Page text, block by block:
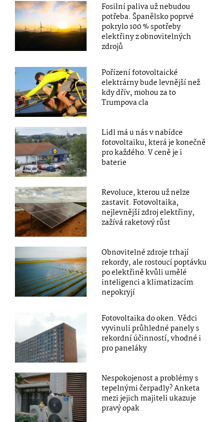
Fosilní paliva už nebudou
potřeba. Španělsko poprvé
pokrylo 100 % spotřeby
elektřiny z obnovitelných
zdrojů
Pořízení fotovoltaické
elektrárny bude levnější než
kdy dřív, mohou za to
Trumpova cla
Lidl má u nás v nabídce
fotovoltaiku, která je konečně
pro každého. V ceně je i
baterie
Revoluce, kterou už nelze
zastavit. Fotovoltaika,
nejlevnější zdroj elektřiny,
zažívá raketový růst
Obnovitelné zdroje trhají
rekordy, ale rostoucí poptávku
po elektřině kvůli umělé
inteligenci a klimatizacím
nepokryjí
Fotovoltaika do oken. Vědci
vyvinuli průhledné panely s
rekordní účinností, vhodné i
pro paneláky
Nespokojenost a problémy s
tepelnými čerpadly? Anketa
mezi jejich majiteli ukazuje
pravý opak